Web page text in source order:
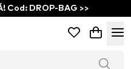
Cod: DROP-BAG >>